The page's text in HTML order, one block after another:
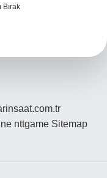
Bırak
nttgame Sitemap